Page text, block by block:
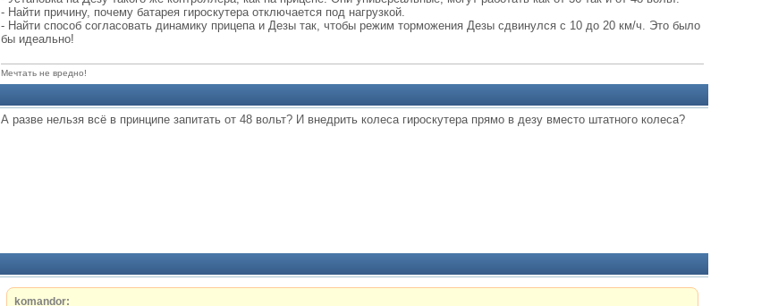
- Найти причину, почему батарея гироскутера отключается под нагрузкой.
- Найти способ согласовать динамику прицепа и Дезы так, чтобы режим торможения Дезы сдвинулся с 10 до 20 км/ч. Это было
бы идеально!
Мечтать не вредно!
А разве нельзя всё в принципе запитать от 48 вольт? И внедрить колеса гироскутера прямо в дезу вместо штатного колеса?
komandor: